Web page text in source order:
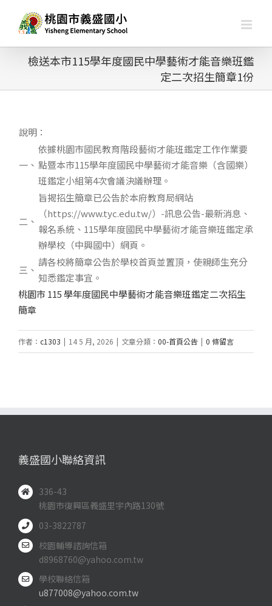
檢送本市115學年度國民中學藝術才能音樂班鑑
定二次招生簡章1份
說明：
一、
依據桃園市國民教育階段藝術才能班鑑定工作作業要
點暨本市115學年度國民中學藝術才能音樂（含國樂）
班鑑定小組第4次會議決議辦理。
二、
旨揭招生簡章已公告於本府教育局網站
（https://www.tyc.edu.tw/）-訊息公告-最新消息、
報名系統、115學年度國民中學藝術才能音樂班鑑定承
辦學校（中興國中）網頁。
三、
請各校將簡章公告於學校首頁並置頂，使親師生充分
知悉鑑定事宜。
桃園市 115 學年度國民中學藝術才能音樂班鑑定二次招生
簡章
作者： c1303 | 14 5 月, 2026 | 文章分類： 00-首頁公告 | 0 條留言
義盛國小聯絡資訊
336-43
桃園市復興區義盛里宇內路130號
03-3822787
校園輔導諮詢信箱
d8968760@yahoo.com.tw
學校聯絡信箱
u877008@yahoo.com.tw